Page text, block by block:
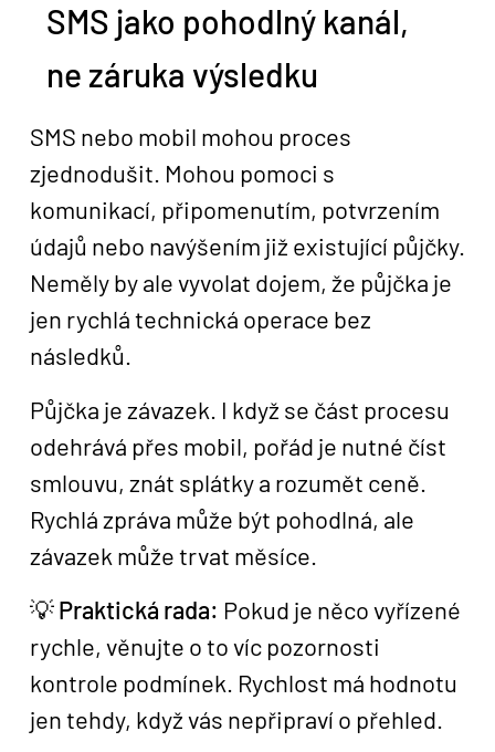
SMS jako pohodlný kanál,
ne záruka výsledku
SMS nebo mobil mohou proces
zjednodušit. Mohou pomoci s
komunikací, připomenutím, potvrzením
údajů nebo navýšením již existující půjčky.
Neměly by ale vyvolat dojem, že půjčka je
jen rychlá technická operace bez
následků.
Půjčka je závazek. I když se část procesu
odehrává přes mobil, pořád je nutné číst
smlouvu, znát splátky a rozumět ceně.
Rychlá zpráva může být pohodlná, ale
závazek může trvat měsíce.
💡Praktická rada: Pokud je něco vyřízené
rychle, věnujte o to víc pozornosti
kontrole podmínek. Rychlost má hodnotu
jen tehdy, když vás nepřipraví o přehled.